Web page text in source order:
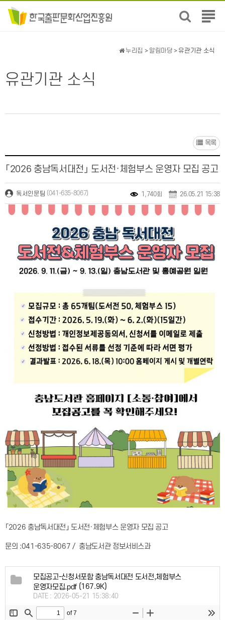
전
뉴
유관기관 소식
누리집 > 알림마당 > 유관기관 소식
목록
「2026 충남독서대전」 도서전·체험부스 운영자 모집 공고
독서인문팀 (041-635-8067) 1,740회 26.05.21 15:38
「2026 충남독서대전」 도서전·체험부스 운영자 모집 공고
문의 :041-635-8067 / 충남도서관 정보서비스과
모집공고-신청서포함 충남독서대전 도서전,체험부스
운영자모집.pdf(167.9K)
DATE : 2026-05-21 15:38:40